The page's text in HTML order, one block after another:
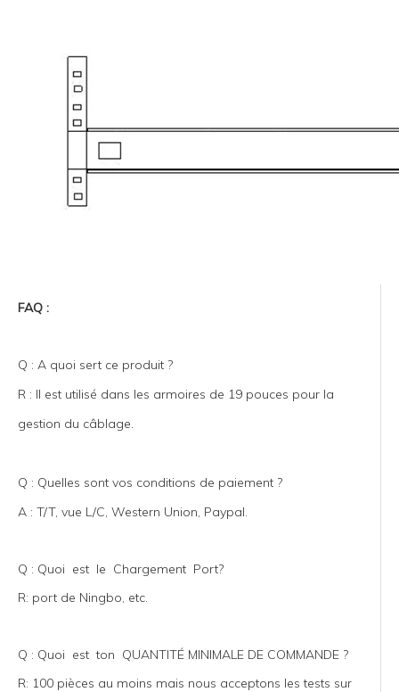
FAQ :
Q : A quoi sert ce produit ?
R : Il est utilisé dans les armoires de 19 pouces pour la
gestion du câblage.
Q : Quelles sont vos conditions de paiement ?
A : T/T, vue L/C, Western Union, Paypal.
Q : Quoi est le Chargement Port?
R: port de Ningbo, etc.
Q : Quoi est ton QUANTITÉ MINIMALE DE COMMANDE ?
R: 100 pièces au moins mais nous acceptons les tests sur